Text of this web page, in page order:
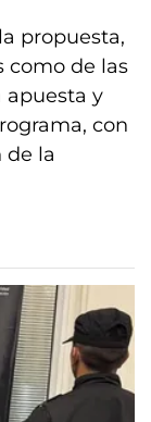
propuesta,
como de las
apuesta y
con
de la